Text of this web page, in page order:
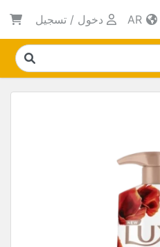
دخول / تسجيل